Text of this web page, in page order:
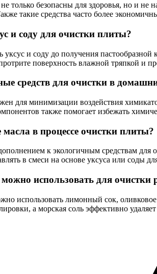
только безопасны для здоровья, но и
такие средства часто более
и соду для очистки плиты?
и соду до получения
поверхность влажной тряпкой и
средств для очистки в
для минимизации воздействия
также помогает избежать
в процессе очистки плиты?
к экологичным средствам
в смеси на основе уксуса или соды
использовать для очистки
использовать лимонный сок,
а морская соль эффективно удаляет